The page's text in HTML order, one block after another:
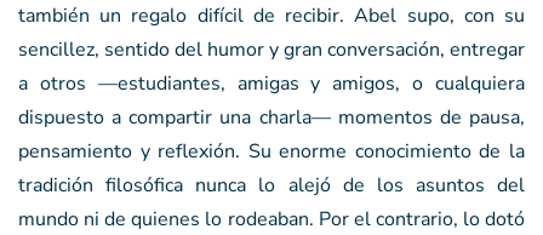
también un regalo difícil de recibir. Abel supo, con su
sencillez, sentido del humor y gran conversación, entregar
a otros —estudiantes, amigas y amigos, o cualquiera
dispuesto a compartir una charla— momentos de pausa,
pensamiento y reflexión. Su enorme conocimiento de la
tradición filosófica nunca lo alejó de los asuntos del
mundo ni de quienes lo rodeaban. Por el contrario, lo dotó